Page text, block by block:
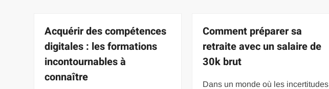
Acquérir des compétences
digitales : les formations
incontournables à
connaître
Comment préparer sa
retraite avec un salaire de
30k brut
Dans un monde où les incertitudes